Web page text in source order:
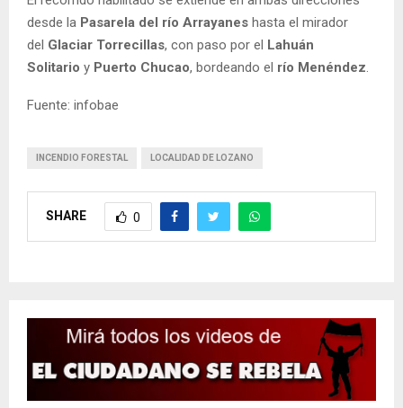
desde la Pasarela del río Arrayanes hasta el mirador
del Glaciar Torrecillas, con paso por el Lahuán
Solitario y Puerto Chucao, bordeando el río Menéndez.
Fuente: infobae
INCENDIO FORESTAL LOCALIDAD DE LOZANO
SHARE 0